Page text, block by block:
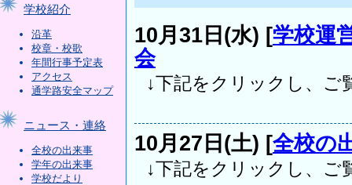
学校紹介
沿革
校章・校歌
年間行事予定表
アクセス
通学路安全マップ
ニュース・連絡
全校の出来事
学年の出来事
学校だより
10月31日(水) [学校運
会
↓下記をクリックし、ご
10月27日(土) [全校の
↓下記をクリックし、ご